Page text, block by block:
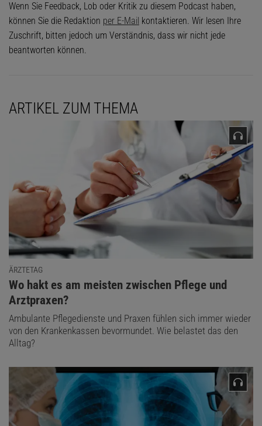
Wenn Sie Feedback, Lob oder Kritik zu diesem Podcast haben,
können Sie die Redaktion per E-Mail kontaktieren. Wir lesen Ihre
Zuschrift, bitten jedoch um Verständnis, dass wir nicht jede
beantworten können.
ARTIKEL ZUM THEMA
ÄRZTETAG
:
Wo hakt es am meisten zwischen Pflege und
Arztpraxen?
Ambulante Pflegedienste und Praxen fühlen sich immer wieder
von den Krankenkassen bevormundet. Wie belastet das den
Alltag?